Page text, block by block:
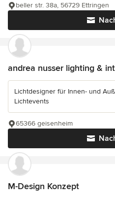
beller str. 38a, 56729 Ettringen
andrea nusser lighting &
Lichtdesigner für Innen- und
Lichtevents
65366 geisenheim
M-Design Konzept